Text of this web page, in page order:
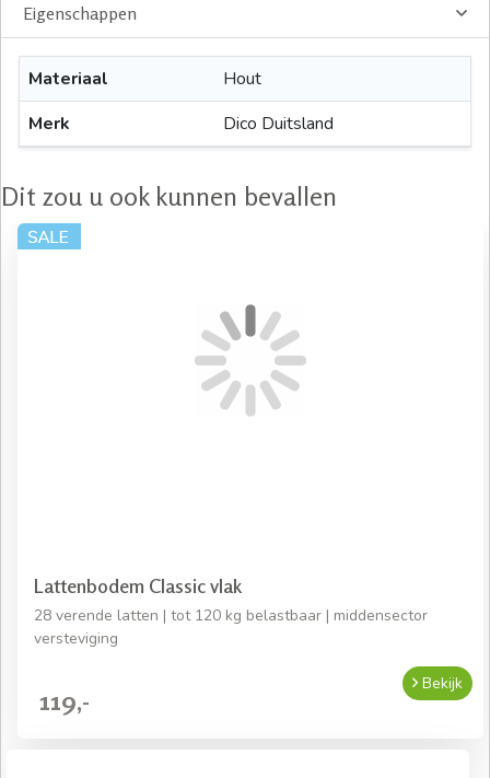
Eigenschappen
Materiaal
Hout
Merk
Dico Duitsland
Dit zou u ook kunnen bevallen
Lattenbodem Classic vlak
28 verende latten | tot 120 kg belastbaar | middensector
versteviging
119,-
Bekijk